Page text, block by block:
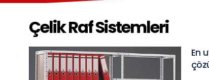
Çelik Raf Sistemleri
En